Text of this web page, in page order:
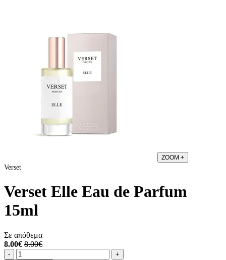
ZOOM +
Verset
Verset Elle Eau de Parfum
15ml
Σε απόθεμα
8.00€ 8.00€
Ποσότητα
-product.increase.quantity +